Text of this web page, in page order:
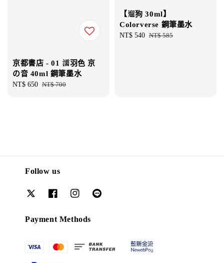
京都書店 - 01 濡羽色 京
の音 40ml 鋼筆墨水
Sale
NT$ 650 Regular
NT$ 700
【遛狗 30ml】
Colorverse 鋼筆墨水
Sale
NT$ 540 Regular
NT$ 585
Follow us
Payment Methods